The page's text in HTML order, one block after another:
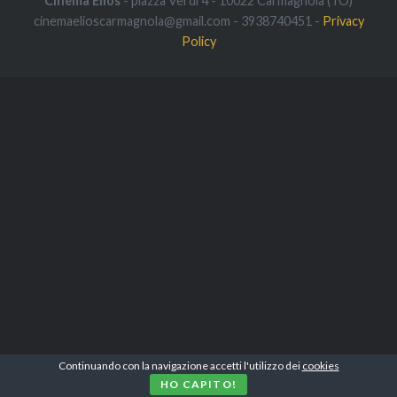
cinemaelioscarmagnola@gmail.com - 3938740451 - Privacy
Policy
Continuando con la navigazione accetti l'utilizzo dei cookies
HO CAPITO!